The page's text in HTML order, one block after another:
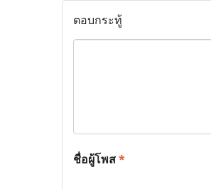
ตอบกระทู้
ชื่อผู้โพส*